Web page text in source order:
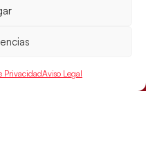
PrivacidadAviso Legal